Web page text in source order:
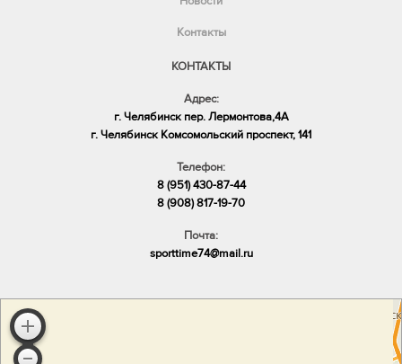
Контакты
КОНТАКТЫ
Адрес:
г. Челябинск пер. Лермонтова,4А
​г. Челябинск Комсомольский проспект, 141
Телефон:
8 (951) 430-87-44
8 (908) 817-19-70
Почта:
sporttime74@mail.ru